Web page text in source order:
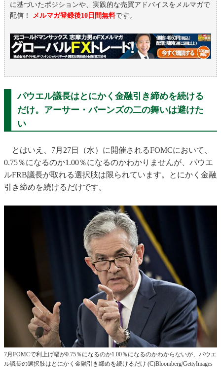
に基づいたポジションや、実践的な売買アドバイスをメルマガで
配信！
メルマガ登録後10日間無料です。
パウエル議長はとにかく金融引き締めを続ける
だけ。アーサー・バーンズの二の舞いは避けた
い
とはいえ、7月27日（水）に開催されるFOMCにおいて、
0.75％になるのか1.00％になるのかわかりませんが、パウエ
ルFRB議長が取れる選択肢は限られています。とにかく金融
引き締めを続けるだけです。
7月FOMCで利上げ幅が0.75％になるのか1.00％になるのかわからないが、パウエ
ル議長の選択肢はとにかく金融引き締めを続けるだけ (C)Bloomberg/GettyImages